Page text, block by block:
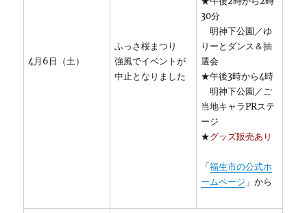
4月6日（土）
ふっさ桜まつり
強風でイベントが
中止となりました
30分
明神下公園／ゆ
りーとダンス＆抽
選会
★午後3時から4時
明神下公園／ご
当地キャラPRステ
ージ
★グッズ販売あり
「福生市の公式ホ
ームページ 」から